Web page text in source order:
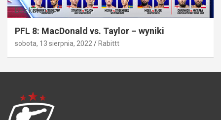
Bez kategorii
PFL 8: MacDonald vs. Taylor – wyniki
sobota, 13 sierpnia, 2022 Rabittt